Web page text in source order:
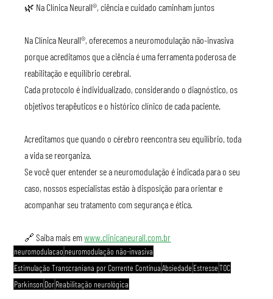
🌿 Na Clínica Neurall®, ciência e cuidado caminham juntos
Na Clínica Neurall®, oferecemos a neuromodulação não-invasiva
porque acreditamos que a ciência é uma ferramenta poderosa de
reabilitação e equilíbrio cerebral.
Cada protocolo é individualizado, considerando o diagnóstico, os
objetivos terapêuticos e o histórico clínico de cada paciente.
Acreditamos que quando o cérebro reencontra seu equilíbrio, toda
a vida se reorganiza.
Se você quer entender se a neuromodulação é indicada para o seu
caso, nossos especialistas estão à disposição para orientar e
acompanhar seu tratamento com segurança e ética.
🔗 Saiba mais em www.clinicaneurall.com.br
neuromodulacao neuromodulação não-invasiva
Estimulação Transcraniana por Corrente ContínuaAbsiedade EstresseTOC
Parkinson DorReabilitação neurológica